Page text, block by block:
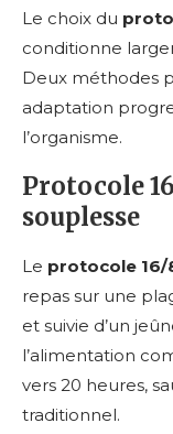
Le choix du
conditionne
Deux méthodes
adaptation
l’organisme.
Protocole
souplesse
Le protocole 16/
repas sur une
et suivie d’un
l’alimentation
vers 20 heures,
traditionnel.